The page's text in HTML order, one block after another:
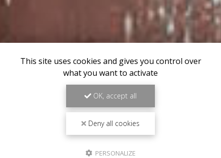
This site uses cookies and gives you control over
what you want to activate
OK, accept all
Deny all cookies
PERSONALIZE